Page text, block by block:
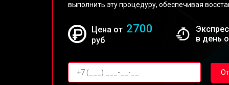
выполнить эту процедуру, обеспечивая
Цена от 2700
руб
в день